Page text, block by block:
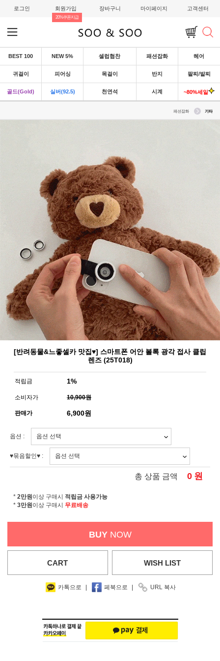
로그인 회원가입
20%쿠폰지급
장바구니 마이페이지 고객센터
BEST 100 NEW 5% 셀럽협찬 패션잡화 헤어
귀걸이 피어싱 목걸이 반지 팔찌/발찌
골드(Gold) 실버(92.5) 천연석 시계 ~80%세일
패션잡화 기타
[반려동물&느좋셀카 맛집♥] 스마트폰 어안 볼록 광각 접사 클립
렌즈 (25T018)
적립금 1%
소비자가 10,900원
판매가 6,900원
옵션 :
♥묶음할인♥ :
총 상품 금액 0 원
* 2만원이상 구매시 적립금 사용가능
* 3만원이상 구매시 무료배송
BUYNOW
CART WISH LIST
카톡으로 페북으로 URL 복사